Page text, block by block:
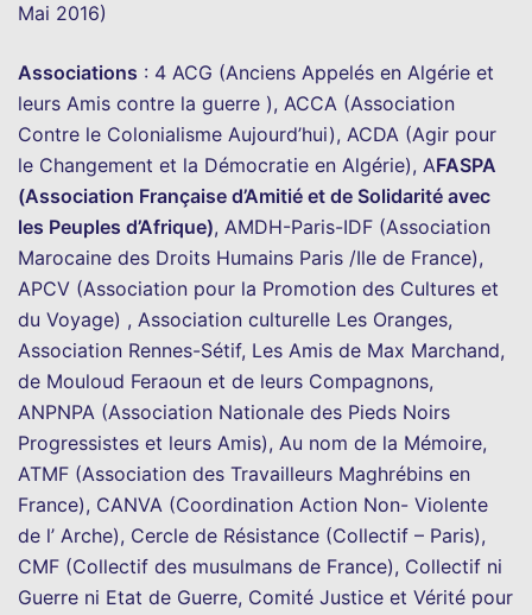
Mai 2016)
Associations : 4 ACG (Anciens Appelés en Algérie et
leurs Amis contre la guerre ), ACCA (Association
Contre le Colonialisme Aujourd’hui), ACDA (Agir pour
le Changement et la Démocratie en Algérie), AFASPA
(Association Française d’Amitié et de Solidarité avec
les Peuples d’Afrique), AMDH-Paris-IDF (Association
Marocaine des Droits Humains Paris /Ile de France),
APCV (Association pour la Promotion des Cultures et
du Voyage) , Association culturelle Les Oranges,
Association Rennes-Sétif, Les Amis de Max Marchand,
de Mouloud Feraoun et de leurs Compagnons,
ANPNPA (Association Nationale des Pieds Noirs
Progressistes et leurs Amis), Au nom de la Mémoire,
ATMF (Association des Travailleurs Maghrébins en
France), CANVA (Coordination Action Non- Violente
de l’ Arche), Cercle de Résistance (Collectif – Paris),
CMF (Collectif des musulmans de France), Collectif ni
Guerre ni Etat de Guerre, Comité Justice et Vérité pour